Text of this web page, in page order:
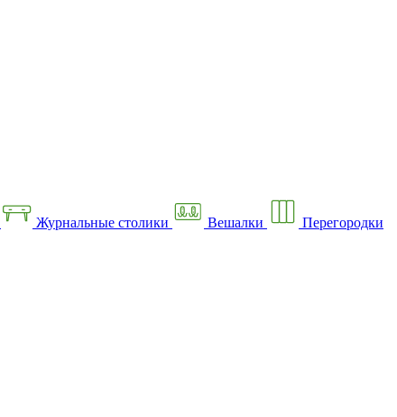
Журнальные столики Вешалки Перегородки